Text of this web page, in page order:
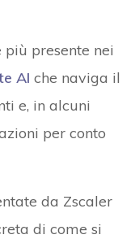
presente nei
AI che naviga il
e, in alcuni
per conto
da Zscaler
di come si